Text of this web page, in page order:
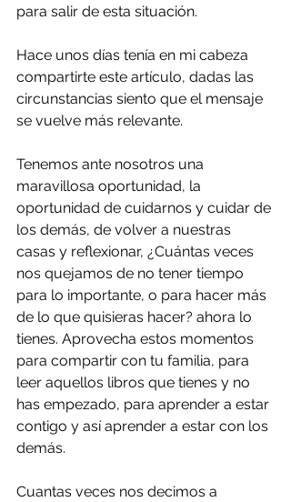
para salir de esta situación.
Hace unos días tenía en mi cabeza
compartirte este artículo, dadas las
circunstancias siento que el mensaje
se vuelve más relevante.
Tenemos ante nosotros una
maravillosa oportunidad, la
oportunidad de cuidarnos y cuidar de
los demás, de volver a nuestras
casas y reflexionar, ¿Cuántas veces
nos quejamos de no tener tiempo
para lo importante, o para hacer más
de lo que quisieras hacer? ahora lo
tienes. Aprovecha estos momentos
para compartir con tu familia, para
leer aquellos libros que tienes y no
has empezado, para aprender a estar
contigo y así aprender a estar con los
demás.
Cuantas veces nos decimos a